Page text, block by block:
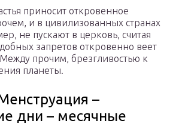
приносит откровенное
и в цивилизованных странах
не пускают в церковь, считая
запретов откровенно веет
прочим, брезгливостью к
планеты.
–
дни – месячные